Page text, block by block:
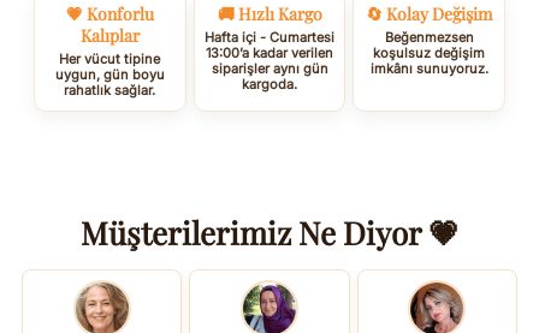
💗 Konforlu
Kalıplar
Her vücut tipine
uygun, gün boyu
rahatlık sağlar.
🚚 Hızlı Kargo
Hafta içi - Cumartesi
13:00’a kadar verilen
siparişler aynı gün
kargoda.
🔄 Kolay Değişim
Beğenmezsen
koşulsuz değişim
imkânı sunuyoruz.
Müşterilerimiz Ne Diyor 💗